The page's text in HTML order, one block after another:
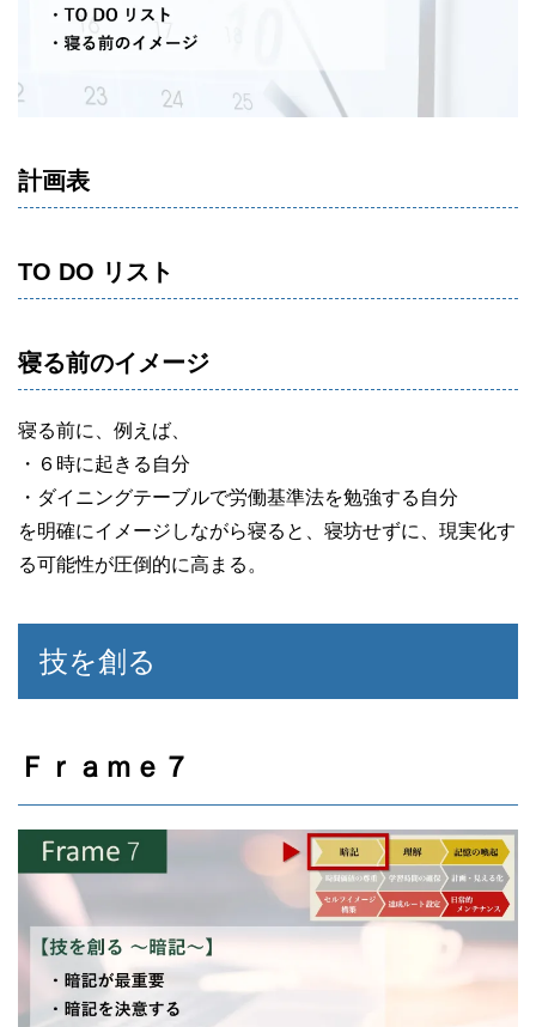
計画表
TO DO リスト
寝る前のイメージ
寝る前に、例えば、
・６時に起きる自分
・ダイニングテーブルで労働基準法を勉強する自分
を明確にイメージしながら寝ると、寝坊せずに、現実化す
る可能性が圧倒的に高まる。
技を創る
Ｆｒａｍｅ７